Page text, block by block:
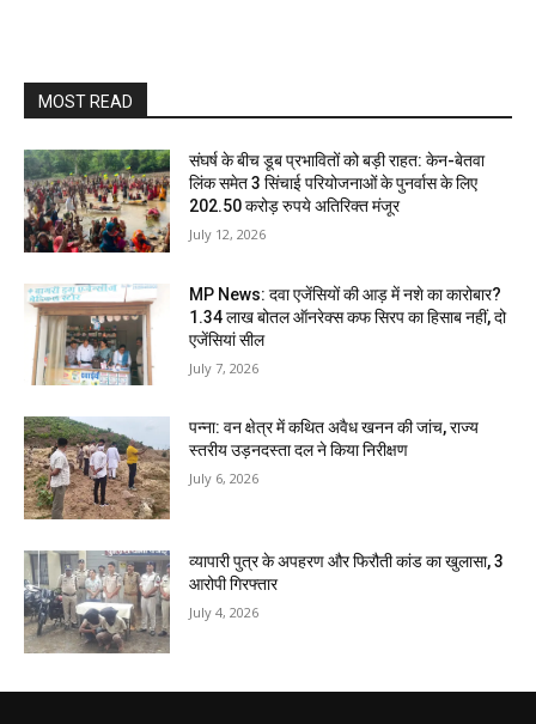
MOST READ
संघर्ष के बीच डूब प्रभावितों को बड़ी राहत: केन-बेतवा
लिंक समेत 3 सिंचाई परियोजनाओं के पुनर्वास के लिए
202.50 करोड़ रुपये अतिरिक्त मंजूर
July 12, 2026
MP News: दवा एजेंसियों की आड़ में नशे का कारोबार?
1.34 लाख बोतल ऑनरेक्स कफ सिरप का हिसाब नहीं, दो
एजेंसियां सील
July 7, 2026
पन्ना: वन क्षेत्र में कथित अवैध खनन की जांच, राज्य
स्तरीय उड़नदस्ता दल ने किया निरीक्षण
July 6, 2026
व्यापारी पुत्र के अपहरण और फिरौती कांड का खुलासा, 3
आरोपी गिरफ्तार
July 4, 2026